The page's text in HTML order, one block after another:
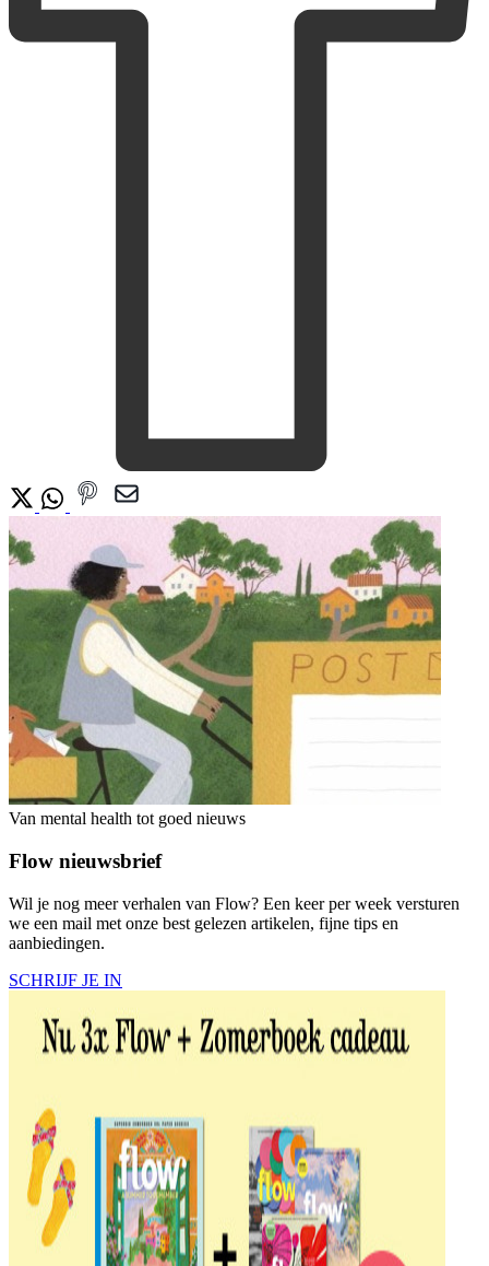
Van mental health tot goed nieuws
Flow nieuwsbrief
Wil je nog meer verhalen van Flow? Een keer per week versturen
we een mail met onze best gelezen artikelen, fijne tips en
aanbiedingen.
SCHRIJF JE IN